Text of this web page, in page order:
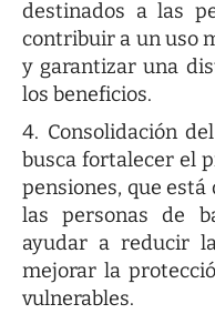
destinados a las
contribuir a un uso
y garantizar una
los beneficios.
Consolidación
busca fortalecer el
pensiones, que
las personas de
ayudar a reducir
mejorar la
vulnerables.